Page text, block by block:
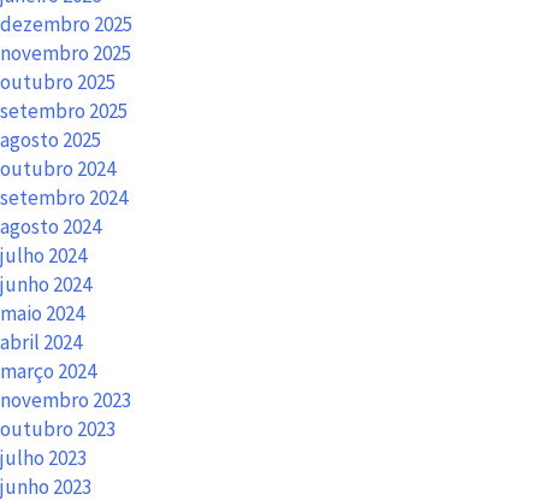
dezembro 2025
novembro 2025
outubro 2025
setembro 2025
agosto 2025
outubro 2024
setembro 2024
agosto 2024
julho 2024
junho 2024
maio 2024
abril 2024
março 2024
novembro 2023
outubro 2023
julho 2023
junho 2023